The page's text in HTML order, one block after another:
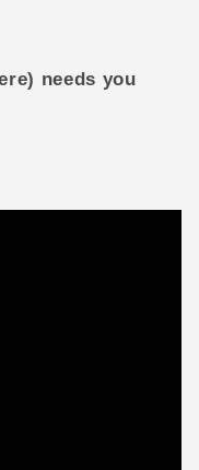
needs you